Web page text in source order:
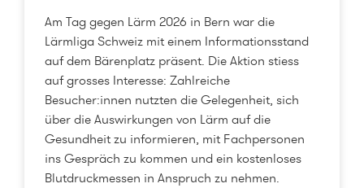
Am Tag gegen Lärm 2026 in Bern war die
Lärmliga Schweiz mit einem Informationsstand
auf dem Bärenplatz präsent. Die Aktion stiess
auf grosses Interesse: Zahlreiche
Besucher:innen nutzten die Gelegenheit, sich
über die Auswirkungen von Lärm auf die
Gesundheit zu informieren, mit Fachpersonen
ins Gespräch zu kommen und ein kostenloses
Blutdruckmessen in Anspruch zu nehmen.